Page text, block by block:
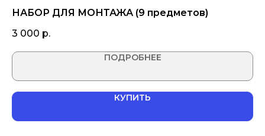
НАБОР ДЛЯ МОНТАЖА (9 предметов)
3 000 р.
ПОДРОБНЕЕ
КУПИТЬ